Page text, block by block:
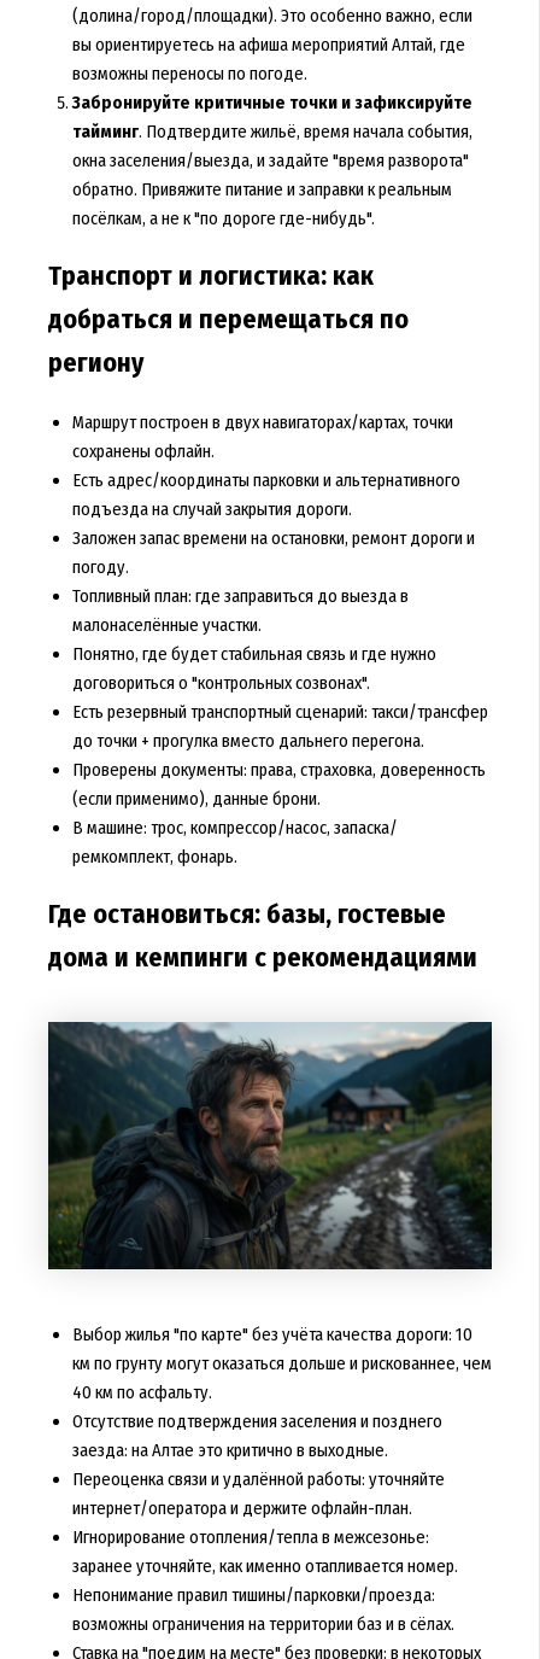
(долина/город/площадки). Это особенно важно, если
вы ориентируетесь на афиша мероприятий Алтай, где
возможны переносы по погоде.
Забронируйте критичные точки и зафиксируйте
тайминг. Подтвердите жильё, время начала события,
окна заселения/выезда, и задайте "время разворота"
обратно. Привяжите питание и заправки к реальным
посёлкам, а не к "по дороге где-нибудь".
Транспорт и логистика: как
добраться и перемещаться по
региону
Маршрут построен в двух навигаторах/картах, точки
сохранены офлайн.
Есть адрес/координаты парковки и альтернативного
подъезда на случай закрытия дороги.
Заложен запас времени на остановки, ремонт дороги и
погоду.
Топливный план: где заправиться до выезда в
малонаселённые участки.
Понятно, где будет стабильная связь и где нужно
договориться о "контрольных созвонах".
Есть резервный транспортный сценарий: такси/трансфер
до точки + прогулка вместо дальнего перегона.
Проверены документы: права, страховка, доверенность
(если применимо), данные брони.
В машине: трос, компрессор/насос, запаска/
ремкомплект, фонарь.
Где остановиться: базы, гостевые
дома и кемпинги с рекомендациями
Выбор жилья "по карте" без учёта качества дороги: 10
км по грунту могут оказаться дольше и рискованнее, чем
40 км по асфальту.
Отсутствие подтверждения заселения и позднего
заезда: на Алтае это критично в выходные.
Переоценка связи и удалённой работы: уточняйте
интернет/оператора и держите офлайн-план.
Игнорирование отопления/тепла в межсезонье:
заранее уточняйте, как именно отапливается номер.
Непонимание правил тишины/парковки/проезда:
возможны ограничения на территории баз и в сёлах.
Ставка на "поедим на месте" без проверки: в некоторых